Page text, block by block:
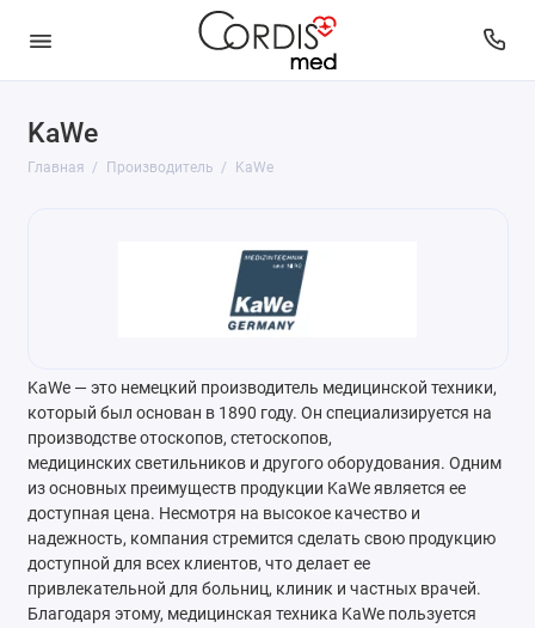
KaWe
Главная Производитель KaWe
KaWe — это немецкий производитель медицинской техники,
который был основан в 1890 году. Он специализируется на
производстве отоскопов, стетоскопов,
медицинских светильников и другого оборудования. Одним
из основных преимуществ продукции KaWe является ее
доступная цена. Несмотря на высокое качество и
надежность, компания стремится сделать свою продукцию
доступной для всех клиентов, что делает ее
привлекательной для больниц, клиник и частных врачей.
Благодаря этому, медицинская техника KaWe пользуется